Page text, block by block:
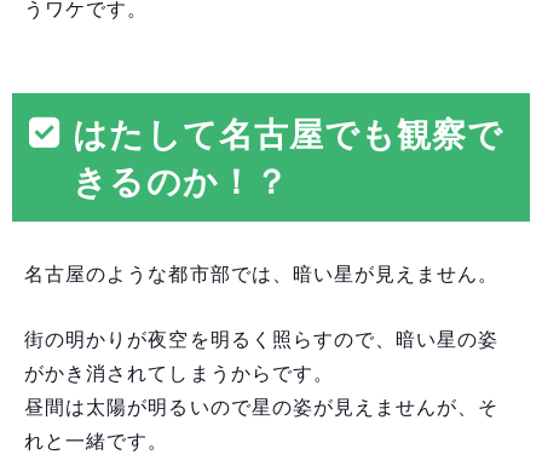
うワケです。
はたして名古屋でも観察で
きるのか！？
名古屋のような都市部では、暗い星が見えません。
街の明かりが夜空を明るく照らすので、暗い星の姿
がかき消されてしまうからです。
昼間は太陽が明るいので星の姿が見えませんが、そ
れと一緒です。